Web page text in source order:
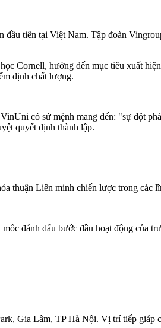
đầu tiên tại Việt Nam. Tập đoàn
Cornell, hướng đến mục tiêu xuất
định chất lượng.
có sứ mệnh mang đến: "sự đột
quyết định thành lập.
thuận Liên minh chiến lược trong các
đánh dấu bước đầu hoạt động của
Gia Lâm, TP Hà Nội. Vị trí tiếp giáp